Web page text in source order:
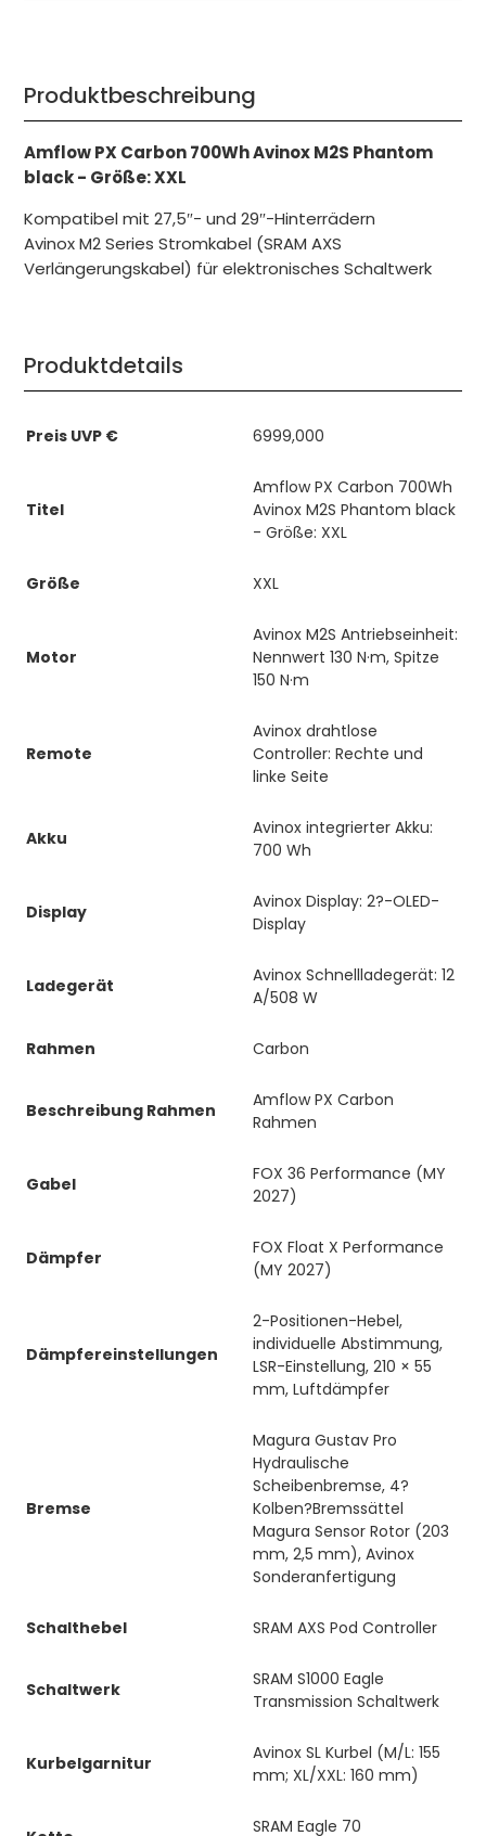
Produktbeschreibung
Amflow PX Carbon 700Wh Avinox M2S Phantom
black - Größe: XXL
Kompatibel mit 27,5″- und 29″-Hinterrädern
Avinox M2 Series Stromkabel (SRAM AXS
Verlängerungskabel) für elektronisches Schaltwerk
Produktdetails
Preis UVP € 6999,000
Titel
Amflow PX Carbon 700Wh
Avinox M2S Phantom black
- Größe: XXL
Größe XXL
Motor
Avinox M2S Antriebseinheit:
Nennwert 130 N·m, Spitze
150 N·m
Remote
Avinox drahtlose
Controller: Rechte und
linke Seite
Akku
Avinox integrierter Akku:
700 Wh
Display
Avinox Display: 2?-OLED-
Display
Ladegerät
Avinox Schnellladegerät: 12
A/508 W
Rahmen Carbon
Beschreibung Rahmen
Amflow PX Carbon
Rahmen
Gabel
FOX 36 Performance (MY
2027)
Dämpfer
FOX Float X Performance
(MY 2027)
Dämpfereinstellungen
2-Positionen-Hebel,
individuelle Abstimmung,
LSR-Einstellung, 210 × 55
mm, Luftdämpfer
Bremse
Magura Gustav Pro
Hydraulische
Scheibenbremse, 4?
Kolben?Bremssättel
Magura Sensor Rotor (203
mm, 2,5 mm), Avinox
Sonderanfertigung
Schalthebel SRAM AXS Pod Controller
Schaltwerk
SRAM S1000 Eagle
Transmission Schaltwerk
Kurbelgarnitur
Avinox SL Kurbel (M/L: 155
mm; XL/XXL: 160 mm)
SRAM Eagle 70